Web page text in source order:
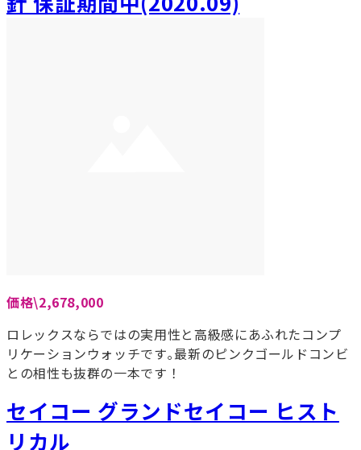
価格\2,678,000
ロレックスならではの実用性と高級感にあふれたコンプ
リケーションウォッチです｡最新のピンクゴールドコンビ
との相性も抜群の一本です！
セイコー グランドセイコー ヒスト
リカル